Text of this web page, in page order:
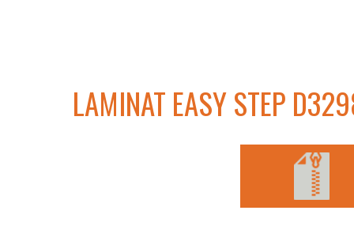
LAMINAT EASY STEP